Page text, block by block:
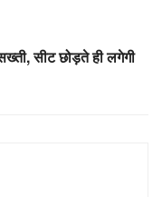
सीट छोड़ते ही लगेगी